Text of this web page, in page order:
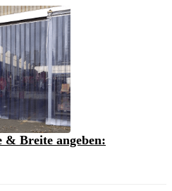
& Breite angeben: